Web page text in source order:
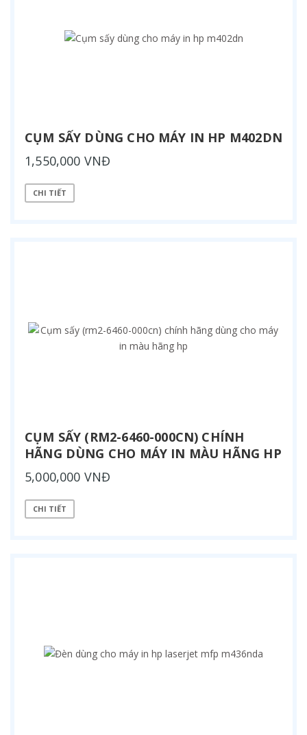
CỤM SẤY DÙNG CHO MÁY IN HP M402DN
1,550,000 VNĐ
CHI TIẾT
CỤM SẤY (RM2-6460-000CN) CHÍNH
HÃNG DÙNG CHO MÁY IN MÀU HÃNG HP
5,000,000 VNĐ
CHI TIẾT